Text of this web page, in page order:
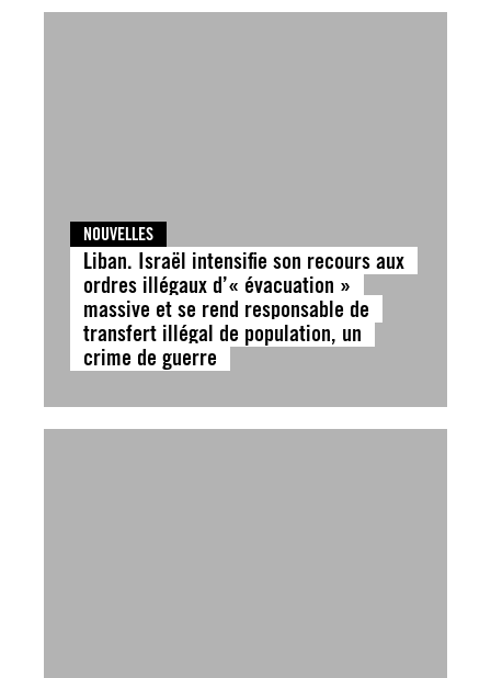
NOUVELLES
Liban. Israël intensifie son recours aux
ordres illégaux d’« évacuation »
massive et se rend responsable de
transfert illégal de population, un
crime de guerre